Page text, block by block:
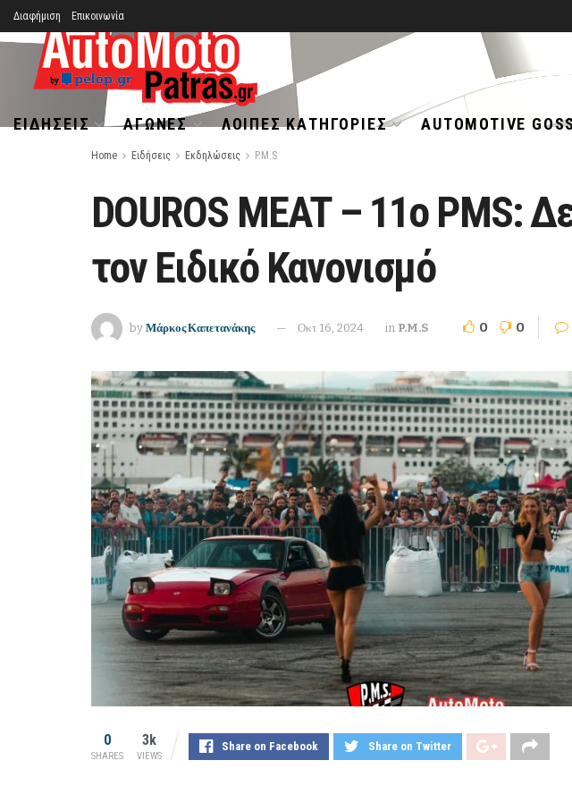
Διαφήμιση Επικοινωνία
ΕΙΔΉΣΕΙΣ ΑΓΏΝΕΣ ΛΟΙΠΈΣ ΚΑΤΗΓΟΡΊΕΣ AUTOMOTIVE
Home Ειδήσεις Εκδηλώσεις P.M.S
DOUROS MEAT – 11o PMS:
τον Ειδικό Κανονισμό
by Μάρκος Καπετανάκης Οκτ 16, 2024 in P.M.S 0 0
0
SHARES
3k
VIEWS
Share on Facebook Share on Twitter